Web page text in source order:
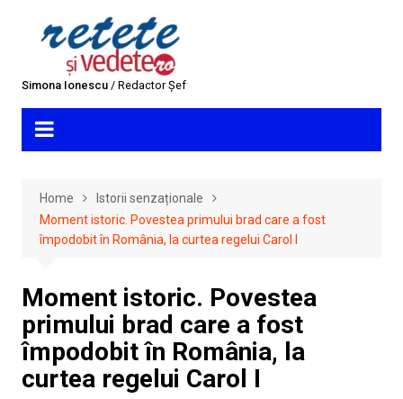
Simona Ionescu/ Redactor Șef
Home
Istorii senzaționale
Moment istoric. Povestea primului brad care a fost
împodobit în România, la curtea regelui Carol I
Moment istoric. Povestea
primului brad care a fost
împodobit în România, la
curtea regelui Carol I